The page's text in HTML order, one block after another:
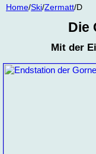
Home/Ski/Zer­matt/D
Die
Mit der